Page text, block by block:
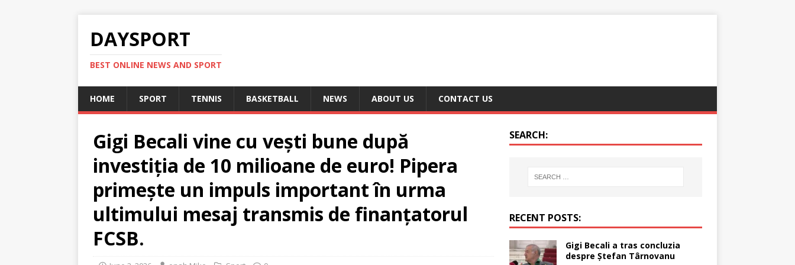
DAYSPORT
BEST ONLINE NEWS AND SPORT
HOME SPORT TENNIS BASKETBALL NEWS ABOUT US CONTACT US
Gigi Becali vine cu vești bune după
investiția de 10 milioane de euro! Pipera
primește un impuls important în urma
ultimului mesaj transmis de finanțatorul
FCSB.
SEARCH:
RECENT POSTS:
Gigi Becali a tras concluzia
despre Ștefan Târnovanu